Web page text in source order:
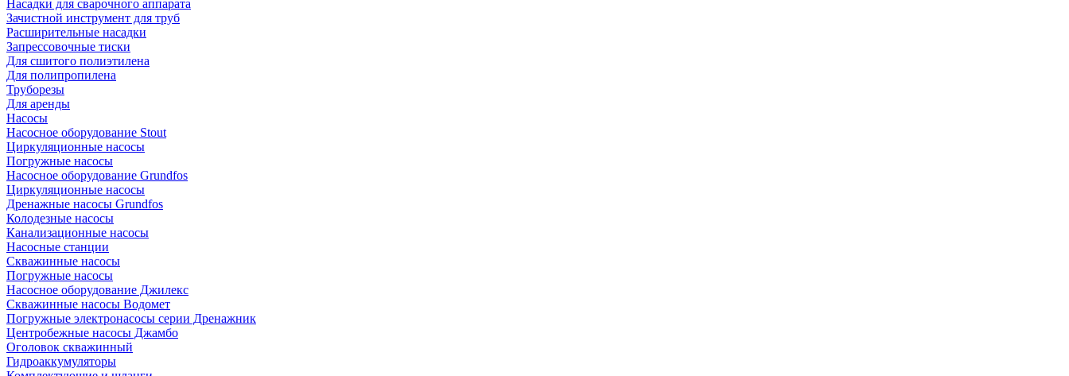
Насадки для сварочного аппарата
Зачистной инструмент для труб
Расширительные насадки
Запрессовочные тиски
Для сшитого полиэтилена
Для полипропилена
Труборезы
Для аренды
Насосы
Насосное оборудование Stout
Циркуляционные насосы
Погружные насосы
Насосное оборудование Grundfos
Циркуляционные насосы
Дренажные насосы Grundfos
Колодезные насосы
Канализационные насосы
Насосные станции
Скважинные насосы
Погружные насосы
Насосное оборудование Джилекс
Скважинные насосы Водомет
Погружные электронасосы серии Дренажник
Центробежные насосы Джамбо
Оголовок скважинный
Гидроаккумуляторы